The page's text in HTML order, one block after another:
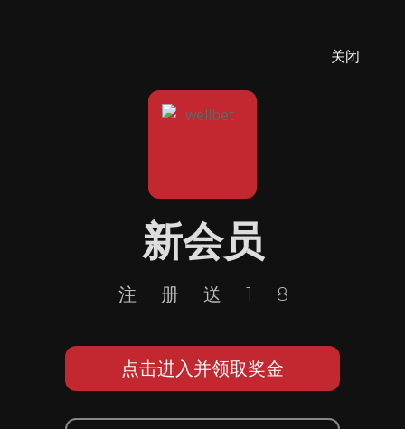
关闭
新会员
注册送18
点击进入并领取奖金